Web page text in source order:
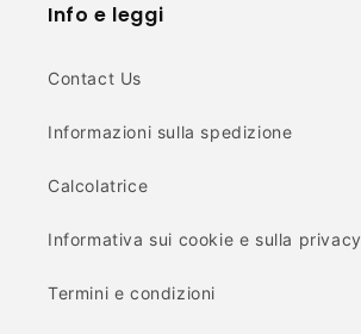
Info e leggi
Contact Us
Informazioni sulla spedizione
Calcolatrice
Informativa sui cookie e sulla privacy
Termini e condizioni